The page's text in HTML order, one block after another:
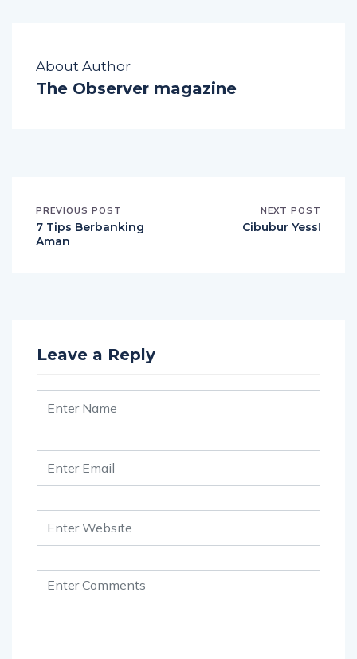
About Author
The Observer magazine
PREVIOUS POST
7 Tips Berbanking
Aman
NEXT POST
Cibubur Yess!
Leave a Reply